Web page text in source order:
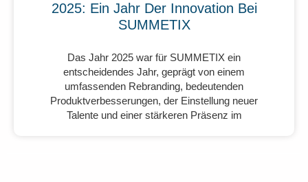
2025: Ein Jahr Der Innovation Bei
SUMMETIX
Das Jahr 2025 war für SUMMETIX ein
entscheidendes Jahr, geprägt von einem
umfassenden Rebranding, bedeutenden
Produktverbesserungen, der Einstellung neuer
Talente und einer stärkeren Präsenz im